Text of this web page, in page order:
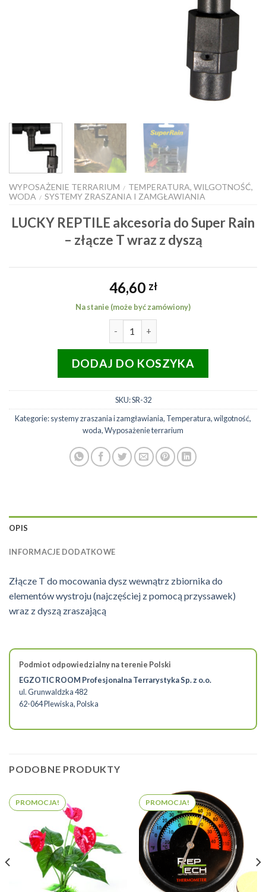
WYPOSAŻENIE TERRARIUM / TEMPERATURA, WILGOTNOŚĆ,
WODA / SYSTEMY ZRASZANIA I ZAMGŁAWIANIA
LUCKY REPTILE akcesoria do Super Rain
– złącze T wraz z dyszą
46,60 zł
Na stanie (może być zamówiony)
DODAJ DO KOSZYKA
SKU:SR-32
Kategorie:systemy zraszania i zamgławiania, Temperatura, wilgotność,
woda,Wyposażenie terrarium
OPIS
INFORMACJE DODATKOWE
Złącze T do mocowania dysz wewnątrz zbiornika do
elementów wystroju (najczęściej z pomocą przyssawek)
wraz z dyszą zraszającą
Podmiot odpowiedzialny na terenie Polski
EGZOTIC ROOM Profesjonalna Terrarystyka Sp. z o.o.
ul. Grunwaldzka 482
62-064 Plewiska, Polska
PODOBNE PRODUKTY
PROMOCJA! PROMOCJA!